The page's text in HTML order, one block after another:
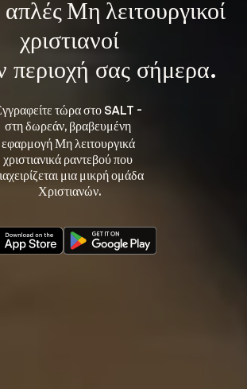
απλές Μη λειτουργικοί
χριστιανοί
περιοχή σας σήμερα.
τώρα στο SALT -
στη δωρεάν, βραβευμένη
εφαρμογή Μη λειτουργικά
χριστιανικά ραντεβού που
μια μικρή ομάδα
Χριστιανών.